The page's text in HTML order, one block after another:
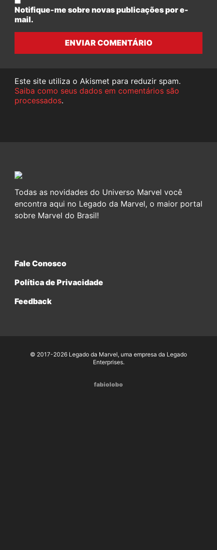
Notifique-me sobre novas publicações por e-
mail.
ENVIAR COMENTÁRIO
Este site utiliza o Akismet para reduzir spam.
Saiba como seus dados em comentários são
processados.
Todas as novidades do Universo Marvel você
encontra aqui no Legado da Marvel, o maior portal
sobre Marvel do Brasil!
Fale Conosco
Política de Privacidade
Feedback
© 2017-2026 Legado da Marvel, uma empresa da Legado
Enterprises.
fabiolobo